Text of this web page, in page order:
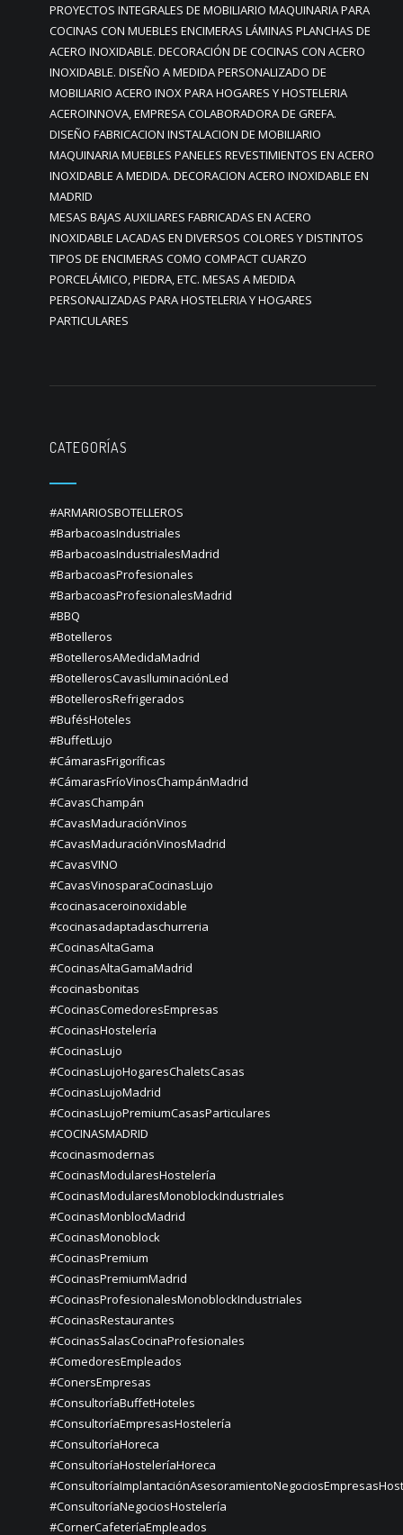
PROYECTOS INTEGRALES DE MOBILIARIO MAQUINARIA PARA
COCINAS CON MUEBLES ENCIMERAS LÁMINAS PLANCHAS DE
ACERO INOXIDABLE. DECORACIÓN DE COCINAS CON ACERO
INOXIDABLE. DISEÑO A MEDIDA PERSONALIZADO DE
MOBILIARIO ACERO INOX PARA HOGARES Y HOSTELERIA
ACEROINNOVA, EMPRESA COLABORADORA DE GREFA.
DISEÑO FABRICACION INSTALACION DE MOBILIARIO
MAQUINARIA MUEBLES PANELES REVESTIMIENTOS EN ACERO
INOXIDABLE A MEDIDA. DECORACION ACERO INOXIDABLE EN
MADRID
MESAS BAJAS AUXILIARES FABRICADAS EN ACERO
INOXIDABLE LACADAS EN DIVERSOS COLORES Y DISTINTOS
TIPOS DE ENCIMERAS COMO COMPACT CUARZO
PORCELÁMICO, PIEDRA, ETC. MESAS A MEDIDA
PERSONALIZADAS PARA HOSTELERIA Y HOGARES
PARTICULARES
CATEGORÍAS
#ARMARIOSBOTELLEROS
#BarbacoasIndustriales
#BarbacoasIndustrialesMadrid
#BarbacoasProfesionales
#BarbacoasProfesionalesMadrid
#BBQ
#Botelleros
#BotellerosAMedidaMadrid
#BotellerosCavasIluminaciónLed
#BotellerosRefrigerados
#BufésHoteles
#BuffetLujo
#CámarasFrigoríficas
#CámarasFríoVinosChampánMadrid
#CavasChampán
#CavasMaduraciónVinos
#CavasMaduraciónVinosMadrid
#CavasVINO
#CavasVinosparaCocinasLujo
#cocinasaceroinoxidable
#cocinasadaptadaschurreria
#CocinasAltaGama
#CocinasAltaGamaMadrid
#cocinasbonitas
#CocinasComedoresEmpresas
#CocinasHostelería
#CocinasLujo
#CocinasLujoHogaresChaletsCasas
#CocinasLujoMadrid
#CocinasLujoPremiumCasasParticulares
#COCINASMADRID
#cocinasmodernas
#CocinasModularesHostelería
#CocinasModularesMonoblockIndustriales
#CocinasMonblocMadrid
#CocinasMonoblock
#CocinasPremium
#CocinasPremiumMadrid
#CocinasProfesionalesMonoblockIndustriales
#CocinasRestaurantes
#CocinasSalasCocinaProfesionales
#ComedoresEmpleados
#ConersEmpresas
#ConsultoríaBuffetHoteles
#ConsultoríaEmpresasHostelería
#ConsultoríaHoreca
#ConsultoríaHosteleríaHoreca
#ConsultoríaNegociosHostelería
#CornerCafeteríaEmpleados